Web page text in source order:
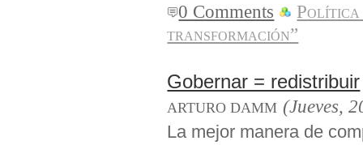
0 Comments
transformación”
Gobernar = redistribuir
ARTURO DAMM (Jueves,
La mejor manera de